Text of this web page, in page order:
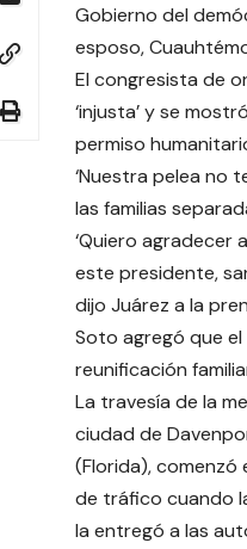
Gobierno del
esposo,
El congresista de
‘injusta’ y se
permiso
‘Nuestra pelea no
las familias
‘Quiero agradecer
este presidente,
dijo Juárez a la
Soto agregó que
reunificación
La travesía de la
ciudad de
(Florida), comenzó
de tráfico cuando
la entregó a las